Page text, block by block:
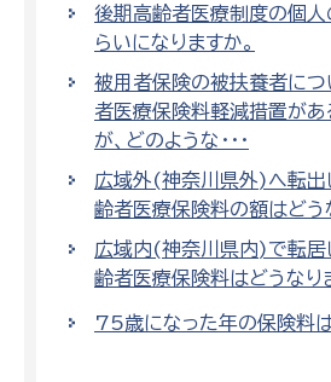
後期高齢者医療制度の個人
らいになりますか。
被用者保険の被扶養者につ
者医療保険料軽減措置があ
が、どのような・・・
広域外(神奈川県外)へ転出
齢者医療保険料の額はどう
広域内(神奈川県内)で転居
齢者医療保険料はどうなり
75歳になった年の保険料は